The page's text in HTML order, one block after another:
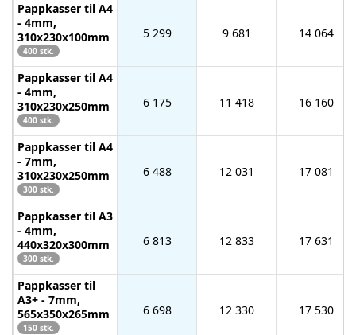
Pappkasser til A4
- 4mm,
310x230x100mm
400 stk.
5 299 9 681 14 064
Pappkasser til A4
- 4mm,
310x230x250mm
400 stk.
6 175 11 418 16 160
Pappkasser til A4
- 7mm,
310x230x250mm
300 stk.
6 488 12 031 17 081
Pappkasser til A3
- 4mm,
440x320x300mm
300 stk.
6 813 12 833 17 631
Pappkasser til
A3+ - 7mm,
565x350x265mm
150 stk.
6 698 12 330 17 530